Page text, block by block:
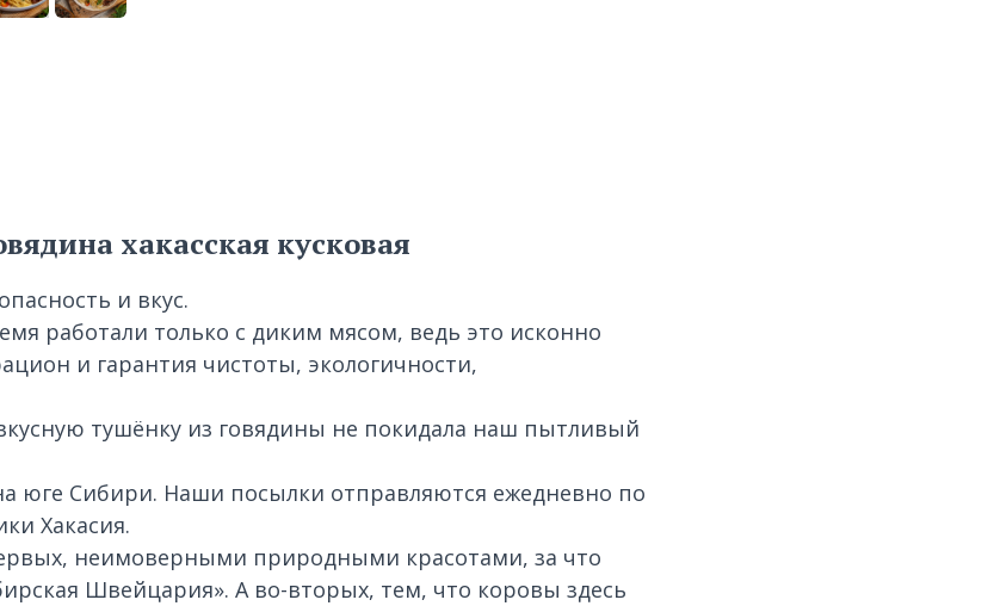
хакасская кусковая
и вкус.
работали только с диким мясом, ведь это исконно
и гарантия чистоты, экологичности,
тушёнку из говядины не покидала наш пытливый
юге Сибири. Наши посылки отправляются ежедневно по
Хакасия.
неимоверными природными красотами, за что
Швейцария». А во-вторых, тем, что коровы здесь